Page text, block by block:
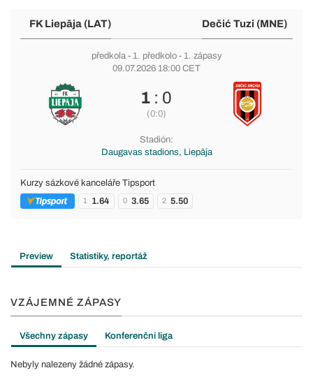
FK Liepāja (LAT) Dečić Tuzi (MNE)
předkola- 1. předkolo- 1. zápasy
09.07.2026 18:00 CET
1 : 0
(0:0)
Stadión:
Daugavas stadions, Liepāja
Kurzy sázkové kanceláře Tipsport
1 1.64 0 3.65 2 5.50
Preview Statistiky, reportáž
VZÁJEMNÉ ZÁPASY
Všechny zápasy Konferenční liga
Nebyly nalezeny žádné zápasy.